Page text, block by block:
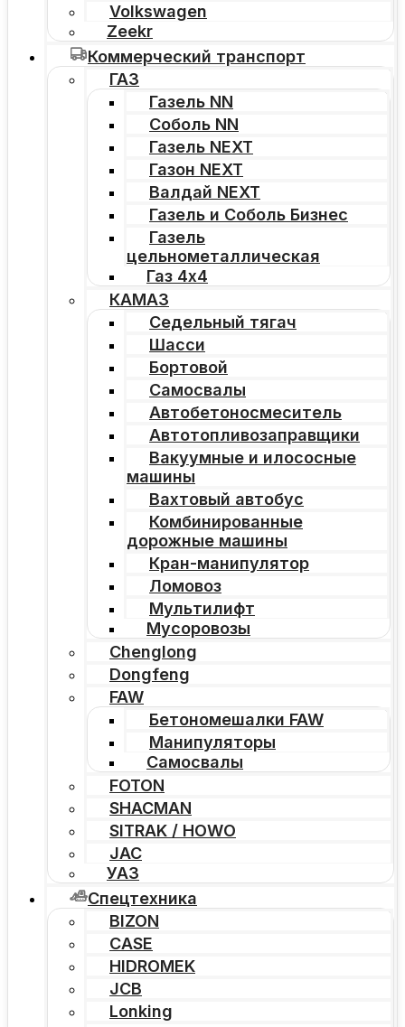
Volkswagen
Zeekr
Коммерческий транспорт
ГАЗ
Газель NN
Соболь NN
Газель NEXT
Газон NEXT
Валдай NEXT
Газель и Соболь Бизнес
Газель
цельнометаллическая
Газ 4х4
КАМАЗ
Седельный тягач
Шасси
Бортовой
Самосвалы
Автобетоносмеситель
Автотопливозаправщики
Вакуумные и илососные
машины
Вахтовый автобус
Комбинированные
дорожные машины
Кран-манипулятор
Ломовоз
Мультилифт
Мусоровозы
Chenglong
Dongfeng
FAW
Бетономешалки FAW
Манипуляторы
Самосвалы
FOTON
SHACMAN
SITRAK / HOWO
JAC
УАЗ
Спецтехника
BIZON
CASE
HIDROMEK
JCB
Lonking